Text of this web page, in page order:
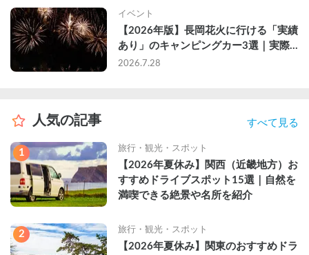
イベント
【2026年版】長岡花火に行ける「実績
あり」のキャンピングカー3選｜実際
に利用したゲストのレビュー付き
2026.7.28
人気の記事 すべて見る
1 旅行・観光・スポット
【2026年夏休み】関西（近畿地方）お
すすめドライブスポット15選｜自然を
満喫できる絶景や名所を紹介
2 旅行・観光・スポット
【2026年夏休み】関東のおすすめドラ